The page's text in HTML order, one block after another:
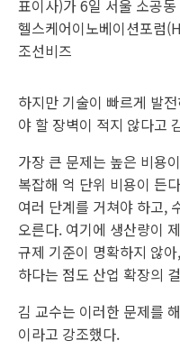
표이사)가 6일 서울 소공
헬스케어이노베이션포럼
조선비즈
하지만 기술이 빠르게 발
야 할 장벽이 적지 않다고
가장 큰 문제는 높은 비용
복잡해 억 단위 비용이 든
여러 단계를 거쳐야 하고,
오른다. 여기에 생산량이
규제 기준이 명확하지 않
하다는 점도 산업 확장의
김 교수는 이러한 문제를
이라고 강조했다.